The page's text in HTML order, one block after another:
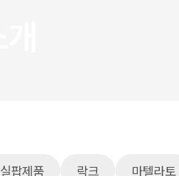
실팝제품 락크 마텔라토